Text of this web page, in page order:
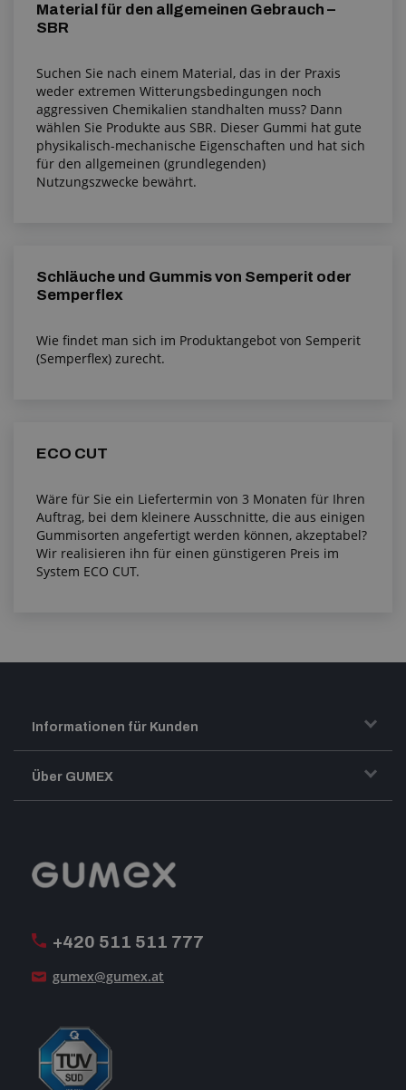
Material für den allgemeinen Gebrauch –
SBR
Suchen Sie nach einem Material, das in der Praxis
weder extremen Witterungsbedingungen noch
aggressiven Chemikalien standhalten muss? Dann
wählen Sie Produkte aus SBR. Dieser Gummi hat gute
physikalisch-mechanische Eigenschaften und hat sich
für den allgemeinen (grundlegenden)
Nutzungszwecke bewährt.
Schläuche und Gummis von Semperit oder
Semperflex
Wie findet man sich im Produktangebot von Semperit
(Semperflex) zurecht.
ECO CUT
Wäre für Sie ein Liefertermin von 3 Monaten für Ihren
Auftrag, bei dem kleinere Ausschnitte, die aus einigen
Gummisorten angefertigt werden können, akzeptabel?
Wir realisieren ihn für einen günstigeren Preis im
System ECO CUT.
+420 511 511 777
gumex@gumex.at
Informationen für Kunden
Transport und Warenversand
Reklamation
Über GUMEX
GUMEX stellt sich vor